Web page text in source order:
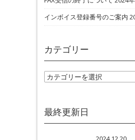
インボイス登録番号のご案内
カテゴリー
カテゴリー
最終更新日